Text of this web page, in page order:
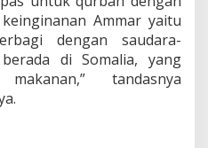
u
r
a
b
a
Ammar yaitu
dengan saudara-
di Somalia, yang
tandasnya